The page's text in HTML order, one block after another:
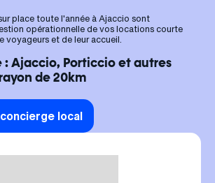
place toute l'année à Ajaccio sont
opérationnelle de vos locations courte
voyageurs et de leur accueil.
: Ajaccio, Porticcio et autres
de 20km
local